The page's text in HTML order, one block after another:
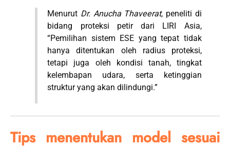
Menurut Dr. Anucha Thaveerat, peneliti di
bidang proteksi petir dari LIRI Asia,
“Pemilihan sistem ESE yang tepat tidak
hanya ditentukan oleh radius proteksi,
tetapi juga oleh kondisi tanah, tingkat
kelembapan udara, serta ketinggian
struktur yang akan dilindungi.”
Tips menentukan model sesuai